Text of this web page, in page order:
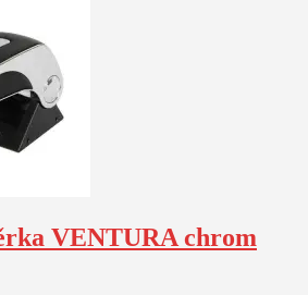
VENTURA chrom